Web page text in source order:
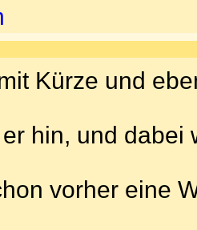
Kürze und
hin, und dabei
vorher eine